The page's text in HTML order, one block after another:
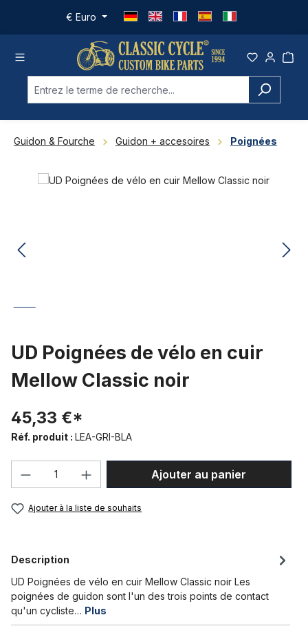
Passer au contenu principal
€ Euro
Guidon & Fourche Guidon + accesoires Poignées
Ignorer la galerie d'images
UD Poignées de vélo en cuir
Mellow Classic noir
45,33 €*
Réf. produit : LEA-GRI-BLA
Quantité de produit : Entrez la
Ajouter au panier
Ajouter à la liste de souhaits
Description
UD Poignées de vélo en cuir Mellow Classic noir Les
poignées de guidon sont l'un des trois points de contact
qu'un cycliste… Plus